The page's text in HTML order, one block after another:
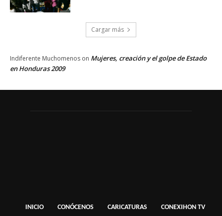
Cargar más
Indiferente Muchomenos on Mujeres, creación y el golpe de Estado
en Honduras 2009
INICIO CONÓCENOS CARICATURAS CONEXIHON TV